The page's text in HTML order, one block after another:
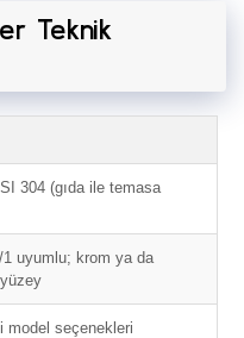
Teknik
304 (gıda ile temasa
uyumlu; krom ya da
model seçenekleri